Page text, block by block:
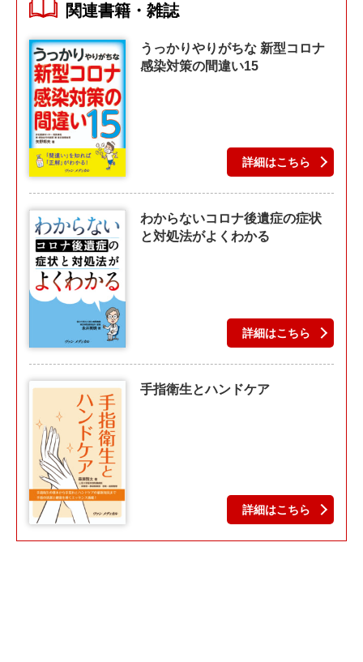
関連書籍・雑誌
うっかりやりがちな 新型コロナ
感染対策の間違い15
詳細はこちら
わからないコロナ後遺症の症状
と対処法がよくわかる
詳細はこちら
手指衛生とハンドケア
詳細はこちら